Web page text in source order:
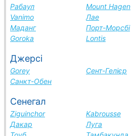
Рабаул
Mount Hagen
Vanimo
Лае
Маданг
Порт-Морсбі
Goroka
Lontis
Джерсі
Gorey
Сент-Гелієр
Санкт-Обен
Сенегал
Ziguinchor
Kabrousse
Дакар
Луга